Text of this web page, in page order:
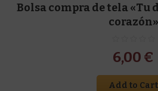
Bolsa compra de tela «Tu
corazón»
6,00 €
Add to Cart